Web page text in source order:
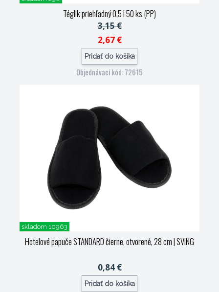
Téglik priehľadný 0,5 l 50 ks (PP)
3,15 €
2,67 €
Pridať do košíka
Objednávací kód: 72615
skladom 10963
Hotelové papuče STANDARD čierne, otvorené, 28 cm| SVING
0,84 €
Pridať do košíka